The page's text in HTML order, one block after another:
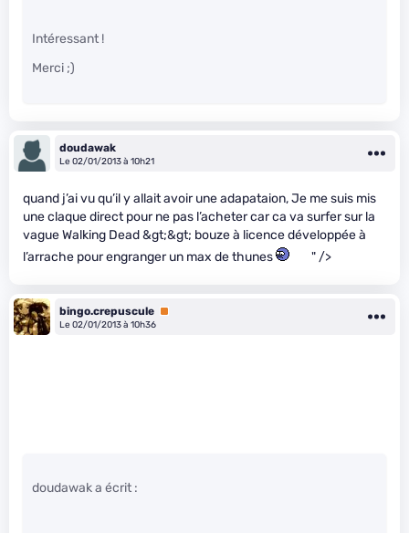
Intéressant !
Merci ;)
doudawak
Le 02/01/2013 à 10h21
quand j’ai vu qu’il y allait avoir une adapataion, Je me suis mis
une claque direct pour ne pas l’acheter car ca va surfer sur la
vague Walking Dead &gt;&gt; bouze à licence développée à
l’arrache pour engranger un max de thunes
" />
bingo.crepuscule Premium
Le 02/01/2013 à 10h36
doudawak a écrit :